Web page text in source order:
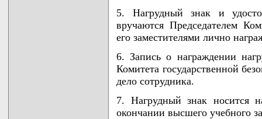
5. Нагрудный знак и
вручаются Председателем
его заместителями лично
6. Запись о награждении
Комитета государственной
дело сотрудника.
7. Нагрудный знак носится
окончании высшего учебного